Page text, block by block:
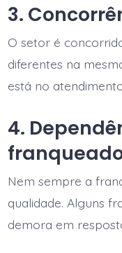
3.
O setor é
diferentes na
está no
4.
Nem sempre a
qualidade. Alguns
demora em